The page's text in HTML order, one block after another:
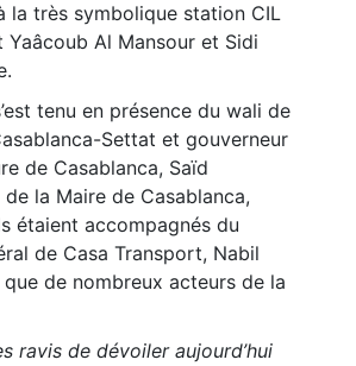
la très symbolique station CIL
Yaâcoub Al Mansour et Sidi
tenu en présence du wali de
Settat et gouverneur
de Casablanca, Saïd
la Maire de Casablanca,
étaient accompagnés du
de Casa Transport, Nabil
que de nombreux acteurs de la
ravis de dévoiler aujourd’hui